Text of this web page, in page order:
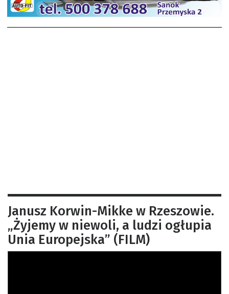
Janusz Korwin-Mikke w Rzeszowie.
„Żyjemy w niewoli, a ludzi ogłupia
Unia Europejska” (FILM)